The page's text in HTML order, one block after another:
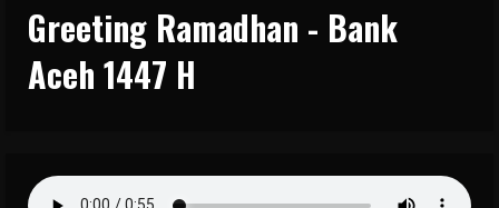
Greeting Ramadhan - Bank
Aceh 1447 H